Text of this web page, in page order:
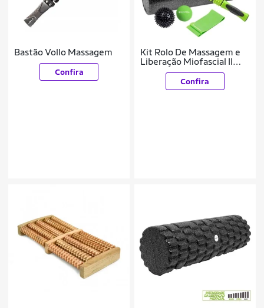
Bastão Vollo Massagem
Confira
Kit Rolo De Massagem e
Liberação Miofascial II
Gold Sports - Pro 5 x 1
Confira